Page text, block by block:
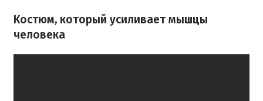
Костюм, который усиливает мышцы
человека